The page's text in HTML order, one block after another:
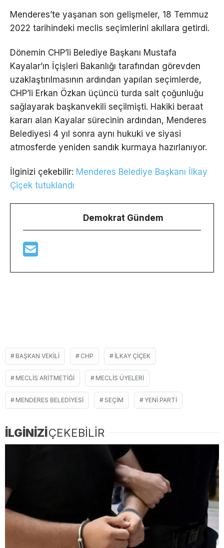
Menderes’te yaşanan son gelişmeler, 18 Temmuz
2022 tarihindeki meclis seçimlerini akıllara getirdi.
Dönemin CHP’li Belediye Başkanı Mustafa
Kayalar’ın İçişleri Bakanlığı tarafından görevden
uzaklaştırılmasının ardından yapılan seçimlerde,
CHP’li Erkan Özkan üçüncü turda salt çoğunluğu
sağlayarak başkanvekili seçilmişti. Hakiki beraat
kararı alan Kayalar sürecinin ardından, Menderes
Belediyesi 4 yıl sonra aynı hukuki ve siyasi
atmosferde yeniden sandık kurmaya hazırlanıyor.
İlginizi çekebilir: Menderes Belediye Başkanı İlkay
Çiçek tutuklandı
Demokrat Gündem
BAŞKAN VEKILI CHP ILKAY ÇIÇEK
MECLIS ARITMETIĞI MECLIS ÜYELERI
MENDERES BELEDIYESI SEÇIM YENI PARTI
İLGİNİZİÇEKEBİLİR